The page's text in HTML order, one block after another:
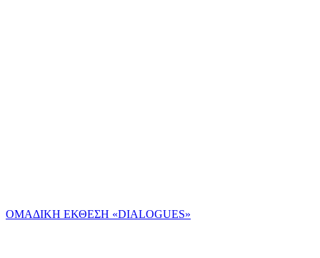
ΟΜΑΔΙΚΗ ΕΚΘΕΣΗ «DIALOGUES»